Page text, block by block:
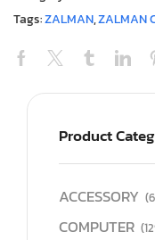
Tags:ZALMAN,ZALMAN
Product
ACCESSORY
COMPUTER